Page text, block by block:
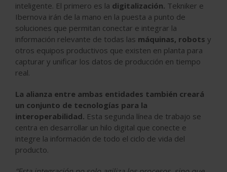
inteligente. El primero es la digitalización. Tekniker e
Ibernova irán de la mano en la puesta a punto de
soluciones que permitan conectar e integrar la
información relevante de todas las máquinas, robots y
otros equipos productivos que existen en planta para
capturar y unificar los datos de producción en tiempo
real.
La alianza entre ambas entidades también creará
un conjunto de tecnologías para la
interoperabilidad. Esta segunda línea de trabajo se
centra en desarrollar un hilo digital que conecte e
integre la información de todo el ciclo de vida del
producto.